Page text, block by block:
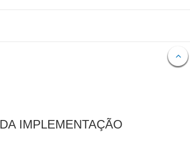
IMPLEMENTAÇÃO